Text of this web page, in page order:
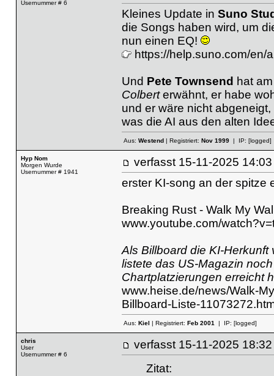
Usernummer # 6
Kleines Update in Suno
die Songs haben wird, um
nun einen EQ!
https://help.suno.com/en/
Und Pete Townsend hat
Colberterwähnt, er habe
und er wäre nicht
was die AI aus den alten
Aus: Westend| Registriert: Nov 1999| IP: [logged]
Hyp Nom
Morgen Wurde
Usernummer # 1941
verfasst 15-11-2025
erster KI-song an der spitze
Breaking Rust - Walk My
www.youtube.com/
Als Billboard die KI-
listete das US-Magazin
Chartplatzierungen erreicht
www.heise.de/news/Walk-
Billboard-Liste-
Aus: Kiel | Registriert: Feb 2001| IP: [logged]
chris
User
Usernummer # 6
verfasst 15-11-2025
Zitat: